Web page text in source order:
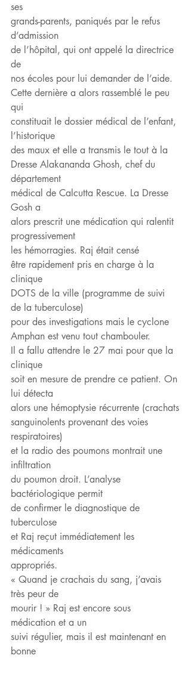
ses
grands-parents, paniqués par le refus
d’admission
de l’hôpital, qui ont appelé la directrice
de
nos écoles pour lui demander de l’aide.
Cette dernière a alors rassemblé le peu
qui
constituait le dossier médical de l’enfant,
l’historique
des maux et elle a transmis le tout à la
Dresse Alakananda Ghosh, chef du
département
médical de Calcutta Rescue. La Dresse
Gosh a
alors prescrit une médication qui ralentit
progressivement
les hémorragies. Raj était censé
être rapidement pris en charge à la
clinique
DOTS de la ville (programme de suivi
de la tuberculose)
pour des investigations mais le cyclone
Amphan est venu tout chambouler.
Il a fallu attendre le 27 mai pour que la
clinique
soit en mesure de prendre ce patient. On
lui détecta
alors une hémoptysie récurrente (crachats
sanguinolents provenant des voies
respiratoires)
et la radio des poumons montrait une
infiltration
du poumon droit. L’analyse
bactériologique permit
de confirmer le diagnostique de
tuberculose
et Raj reçut immédiatement les
médicaments
appropriés.
« Quand je crachais du sang, j’avais
très peur de
mourir ! » Raj est encore sous
médication et a un
suivi régulier, mais il est maintenant en
bonne